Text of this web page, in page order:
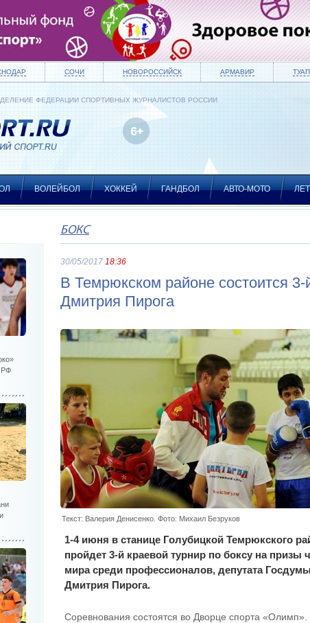
СОЧИ НОВОРОССИЙСК АРМАВИР
ФЕДЕРАЦИИ СПОРТИВНЫХ ЖУРНАЛИСТОВ РОССИИ
ВОЛЕЙБОЛ ХОККЕЙ ГАНДБОЛ АВТО-МОТО
РФ
БОКС
30/05/2017 18:36
В Темрюкском районе состоится
Дмитрия Пирога
Текст: Валерия Денисенко. Фото: Михаил Безруков
1-4 июня в станице Голубицкой Темрюкского
пройдет 3-й краевой турнир по боксу на призы
мира среди профессионалов, депутата
Дмитрия Пирога.
Соревнования состоятся во Дворце спорта